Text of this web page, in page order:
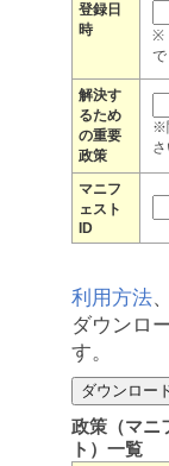
登録日
時
※
解決す
るため
の重要
政策
※
さ
マニフ
ェスト
ID
利用方法、
ダウンロ
す。
政策（マニ
ト）一覧